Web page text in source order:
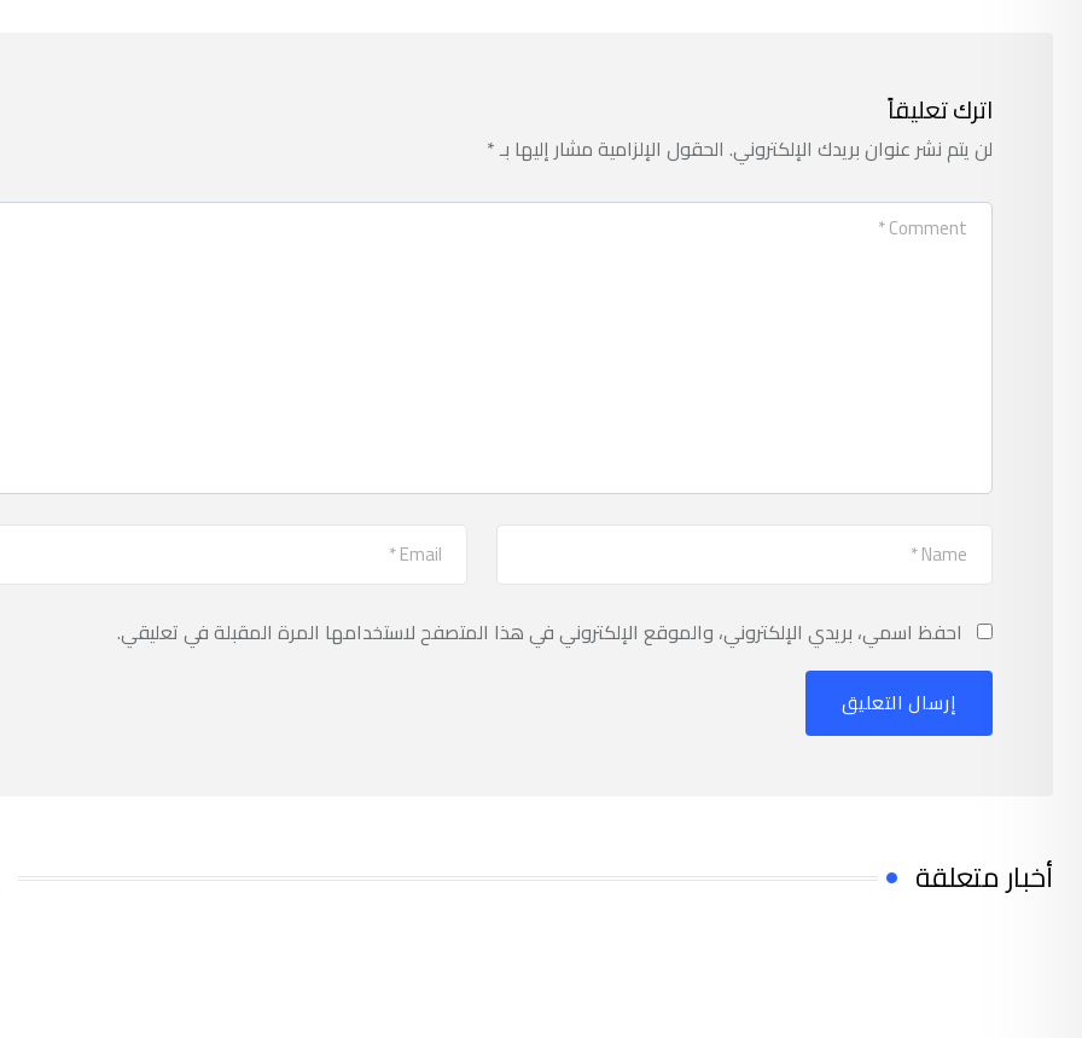
اترك تعليقاً
لن يتم نشر عنوان بريدك الإلكتروني. الحقول الإلزامية مشار إليها بـ*
احفظ اسمي، بريدي الإلكتروني، والموقع الإلكتروني في هذا المتصفح لاستخدامها المرة المقبلة في تعليقي.
أخبار متعلقة